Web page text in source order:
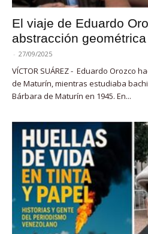
El viaje de Eduardo
abstracción geométrica
- 27/09/2025
VÍCTOR SUÁREZ - Eduardo Orozco
de Maturín, mientras estudiaba
Bárbara de Maturín en 1945. En...